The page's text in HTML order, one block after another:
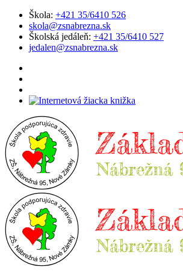
Škola: +421 35/6410 526
skola@zsnabrezna.sk
Školská jedáleň: +421 35/6410 527
jedalen@zsnabrezna.sk